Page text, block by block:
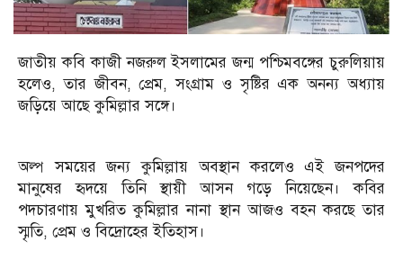
জাতীয় কবি কাজী নজরুল ইসলামের জন্ম পশ্চিমবঙ্গের চুরুলিয়ায়
হলেও, তার জীবন, প্রেম, সংগ্রাম ও সৃষ্টির এক অনন্য অধ্যায়
জড়িয়ে আছে কুমিল্লার সঙ্গে।
অল্প সময়ের জন্য কুমিল্লায় অবস্থান করলেও এই জনপদের
মানুষের হৃদয়ে তিনি স্থায়ী আসন গড়ে নিয়েছেন। কবির
পদচারণায় মুখরিত কুমিল্লার নানা স্থান আজও বহন করছে তার
স্মৃতি, প্রেম ও বিদ্রোহের ইতিহাস।